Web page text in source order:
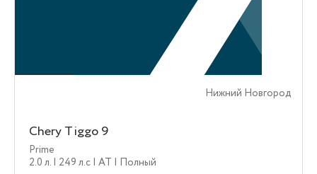
Нижний Новгород
Chery Tiggo 9
Prime
2.0 л. | 249 л.c | AT | Полный